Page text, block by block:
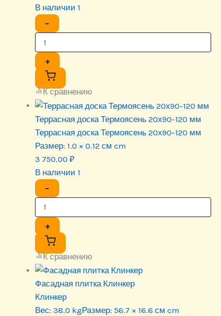
В наличии 1
−
+
К сравнению
Террасная доска Термоясень 20х90-120 мм
Террасная доска Термоясень 20х90-120 мм
Размер: 1.0 × 0.12 см cm
3 750.00 ₽
В наличии 1
−
+
К сравнению
Фасадная плитка Клинкер
Клинкер
Вес: 38.0 kgРазмер: 56.7 × 16.6 см cm